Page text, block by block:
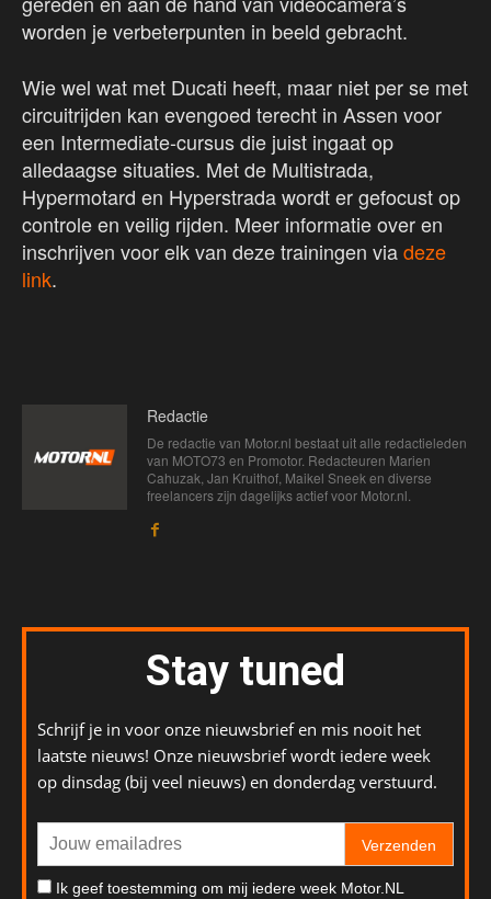
worden je verbeterpunten in beeld gebracht.
Wie wel wat met Ducati heeft, maar niet per se met
circuitrijden kan evengoed terecht in Assen voor
een Intermediate-cursus die juist ingaat op
alledaagse situaties. Met de Multistrada,
Hypermotard en Hyperstrada wordt er gefocust op
controle en veilig rijden. Meer informatie over en
inschrijven voor elk van deze trainingen viadeze
link.
Redactie
De redactie van Motor.nl bestaat uit alle redactieleden
van MOTO73 en Promotor. Redacteuren Marien
Cahuzak, Jan Kruithof, Maikel Sneek en diverse
freelancers zijn dagelijks actief voor Motor.nl.
Stay tuned
Schrijf je in voor onze nieuwsbrief en mis nooit het
laatste nieuws! Onze nieuwsbrief wordt iedere week
op dinsdag (bij veel nieuws) en donderdag verstuurd.
Verzenden
Ik geef toestemming om mij iedere week Motor.NL